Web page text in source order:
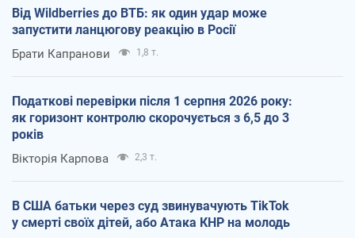
Від Wildberries до ВТБ: як один удар може
запустити ланцюгову реакцію в Росії
Брати Капранови 1,8 т.
Податкові перевірки після 1 серпня 2026 року:
як горизонт контролю скорочується з 6,5 до 3
років
Вікторія Карпова 2,3 т.
В США батьки через суд звинувачують TikTok
у смерті своїх дітей, або Атака КНР на молодь